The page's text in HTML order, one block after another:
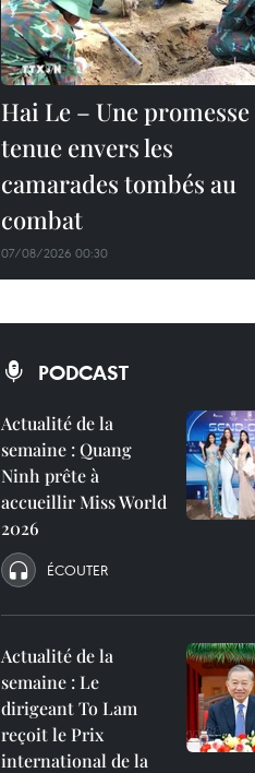
Hai Le – Une promesse
tenue envers les
camarades tombés au
combat
07/08/2026 00:30
PODCAST
Actualité de la
semaine : Quang
Ninh prête à
accueillir Miss World
2026
ÉCOUTER
Actualité de la
semaine : Le
dirigeant To Lam
reçoit le Prix
international de la